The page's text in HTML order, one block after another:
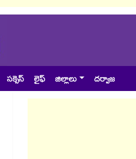
సక్సెస్ లైఫ్ జిల్లాలు దర్వాజ